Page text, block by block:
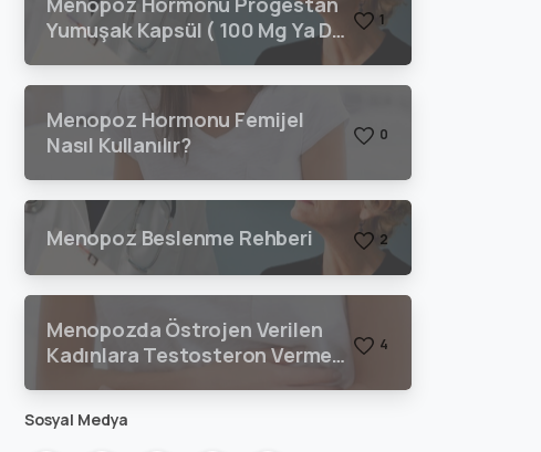
Yumuşak Kapsül ( 100 Mg Ya Da
200 Mg) Nasıl Kullanılır?
1
Menopoz Hormonu Femijel
Nasıl Kullanılır?
0
Menopoz Beslenme Rehberi 2
Menopozda Östrojen Verilen
Kadınlara Testosteron Vermeli
4
Sosyal Medya